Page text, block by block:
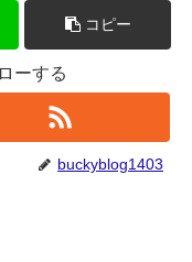
コピー
ーする
buckyblog1403